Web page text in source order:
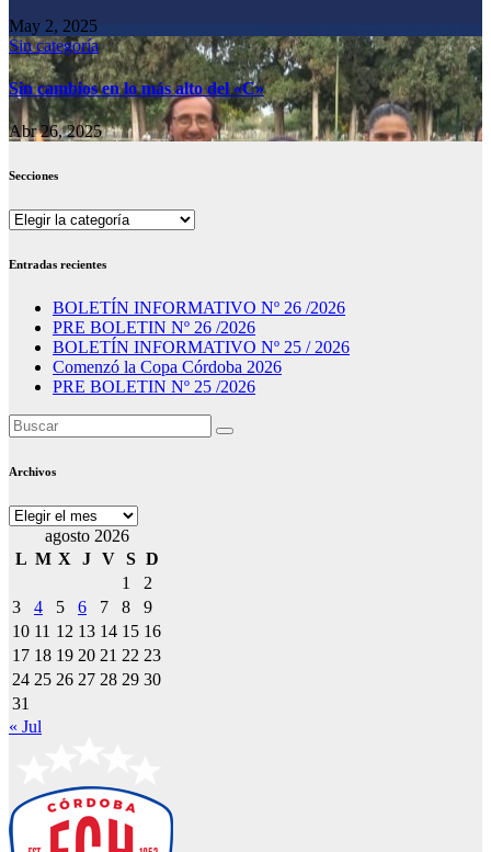
May 2, 2025
Sin categoría
Sin cambios en lo más alto del «C»
Abr 26, 2025
Secciones
Secciones
Entradas recientes
BOLETÍN INFORMATIVO Nº 26 /2026
PRE BOLETIN Nº 26 /2026
BOLETÍN INFORMATIVO Nº 25 / 2026
Comenzó la Copa Córdoba 2026
PRE BOLETIN Nº 25 /2026
Archivos
Archivos
agosto 2026
L M X J V S D
1
2
3
4 5 6 7 8
9
10 11 12 13 14 15 16
17 18 19 20 21 22 23
24 25 26 27 28 29 30
31
« Jul